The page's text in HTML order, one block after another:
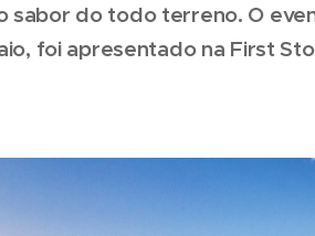
sabor do todo terreno. O
foi apresentado na First